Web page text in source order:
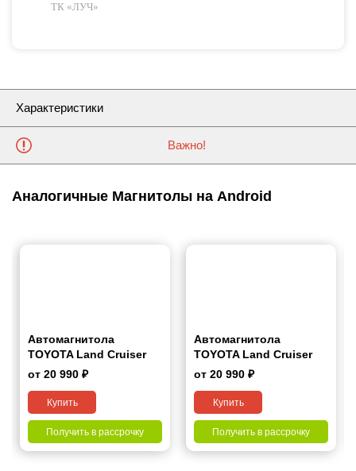
ТК «ЛУЧ»
Характеристики
Важно!
Аналогичные Магнитолы на Android
Автомагнитола
TOYOTA Land Cruiser
Prado (150) 2009-2013
от 20 990 ₽
Купить
Получить в рассрочку
Автомагнитола
TOYOTA Land Cruiser
Prado (150) 2013-2017
от 20 990 ₽
Купить
Получить в рассрочку